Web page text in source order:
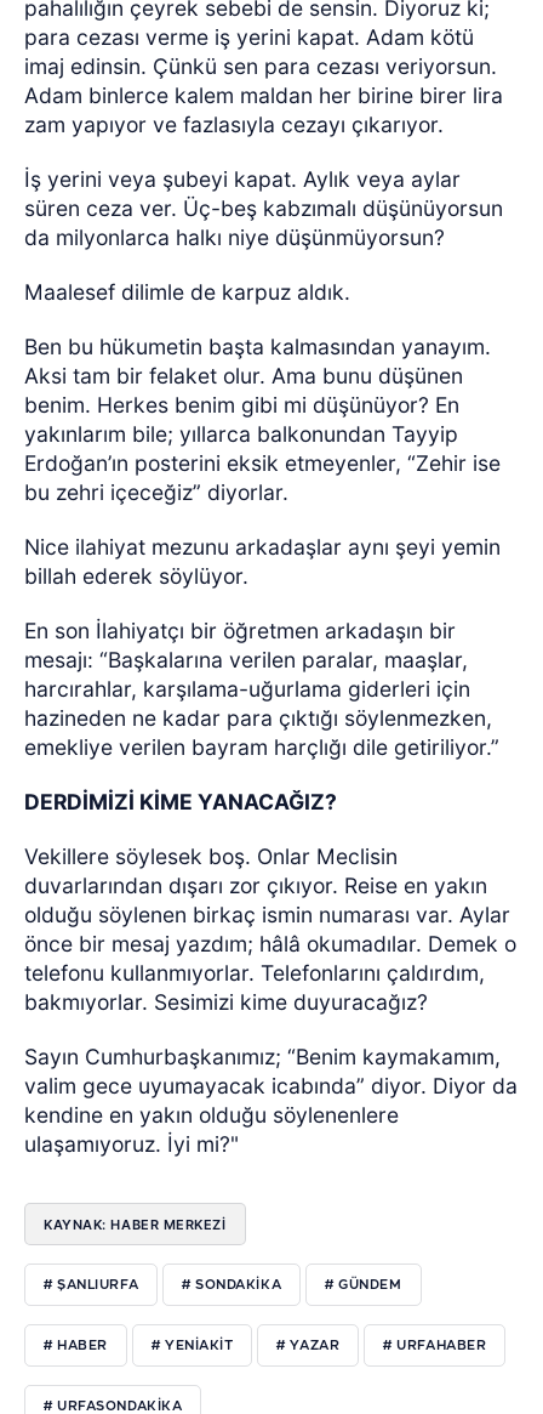
pahalılığın çeyrek sebebi de sensin. Diyoruz ki;
para cezası verme iş yerini kapat. Adam kötü
imaj edinsin. Çünkü sen para cezası veriyorsun.
Adam binlerce kalem maldan her birine birer lira
zam yapıyor ve fazlasıyla cezayı çıkarıyor.
İş yerini veya şubeyi kapat. Aylık veya aylar
süren ceza ver. Üç-beş kabzımalı düşünüyorsun
da milyonlarca halkı niye düşünmüyorsun?
Maalesef dilimle de karpuz aldık.
Ben bu hükumetin başta kalmasından yanayım.
Aksi tam bir felaket olur. Ama bunu düşünen
benim. Herkes benim gibi mi düşünüyor? En
yakınlarım bile; yıllarca balkonundan Tayyip
Erdoğan’ın posterini eksik etmeyenler, “Zehir ise
bu zehri içeceğiz” diyorlar.
Nice ilahiyat mezunu arkadaşlar aynı şeyi yemin
billah ederek söylüyor.
En son İlahiyatçı bir öğretmen arkadaşın bir
mesajı: “Başkalarına verilen paralar, maaşlar,
harcırahlar, karşılama-uğurlama giderleri için
hazineden ne kadar para çıktığı söylenmezken,
emekliye verilen bayram harçlığı dile getiriliyor.”
DERDİMİZİ KİME YANACAĞIZ?
Vekillere söylesek boş. Onlar Meclisin
duvarlarından dışarı zor çıkıyor. Reise en yakın
olduğu söylenen birkaç ismin numarası var. Aylar
önce bir mesaj yazdım; hâlâ okumadılar. Demek o
telefonu kullanmıyorlar. Telefonlarını çaldırdım,
bakmıyorlar. Sesimizi kime duyuracağız?
Sayın Cumhurbaşkanımız; “Benim kaymakamım,
valim gece uyumayacak icabında” diyor. Diyor da
kendine en yakın olduğu söylenenlere
ulaşamıyoruz. İyi mi?"
KAYNAK: HABER MERKEZI
# ŞANLIURFA # SONDAKIKA # GÜNDEM
# HABER # YENIAKIT # YAZAR # URFAHABER
# URFASONDAKIKA